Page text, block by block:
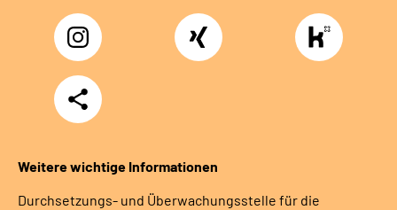
Instagram Xing
https://
rentenversicherung-
nordbayern6
Teilen
Weitere wichtige Informationen
Durchsetzungs- und Überwachungsstelle für die